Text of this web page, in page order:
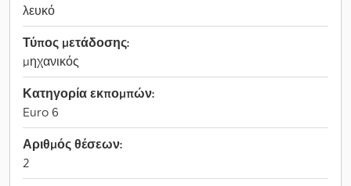
λευκό
Τύπος μετάδοσης:
μηχανικός
Κατηγορία εκπομπών:
Euro 6
Αριθμός θέσεων:
2